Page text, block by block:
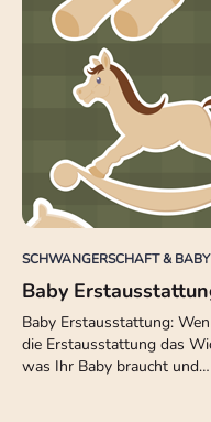
SCHWANGERSCHAFT & BABY
Baby
Baby Erstausstattung:
die Erstausstattung das
was Ihr Baby braucht und…